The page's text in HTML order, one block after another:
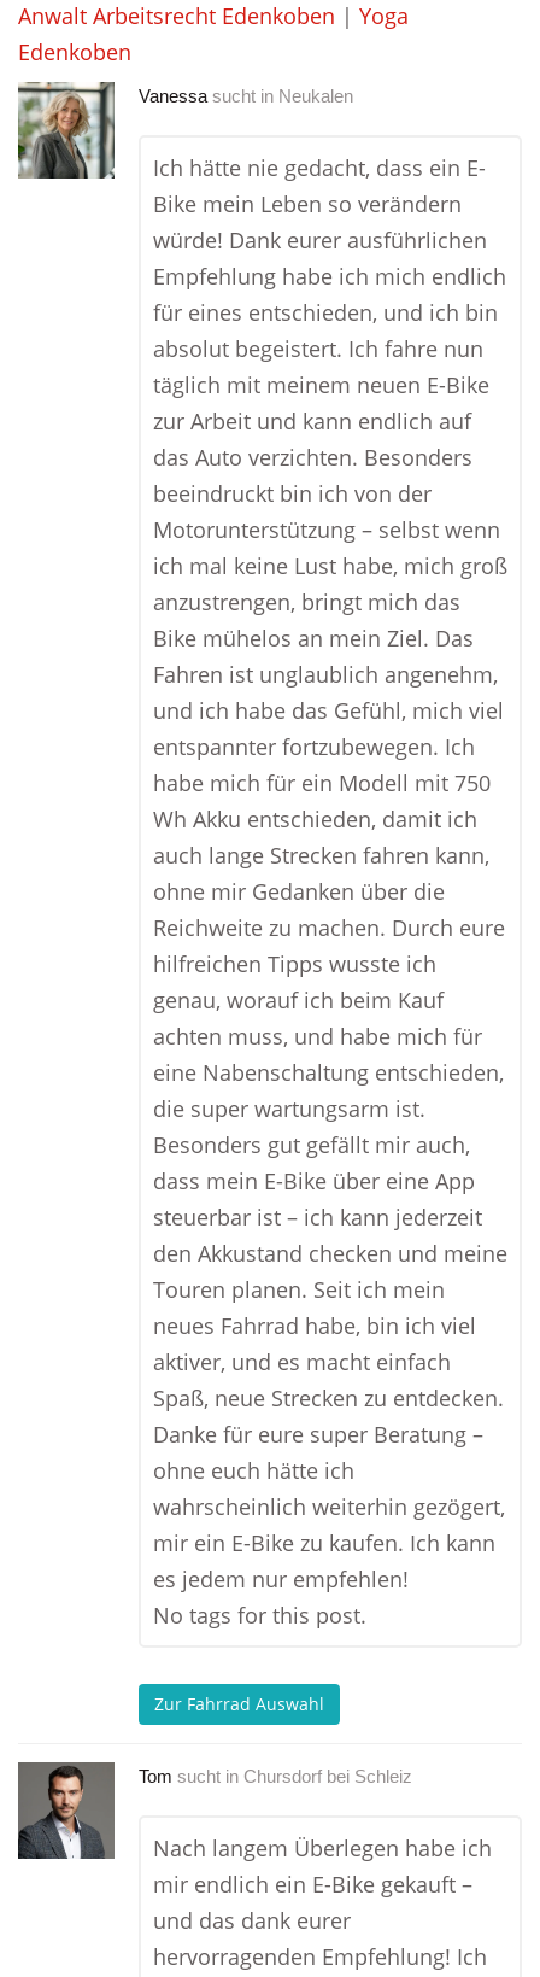
Anwalt Arbeitsrecht Edenkoben | Yoga
Edenkoben
Vanessa sucht in Neukalen
Ich hätte nie gedacht, dass ein E-
Bike mein Leben so verändern
würde! Dank eurer ausführlichen
Empfehlung habe ich mich endlich
für eines entschieden, und ich bin
absolut begeistert. Ich fahre nun
täglich mit meinem neuen E-Bike
zur Arbeit und kann endlich auf
das Auto verzichten. Besonders
beeindruckt bin ich von der
Motorunterstützung – selbst wenn
ich mal keine Lust habe, mich groß
anzustrengen, bringt mich das
Bike mühelos an mein Ziel. Das
Fahren ist unglaublich angenehm,
und ich habe das Gefühl, mich viel
entspannter fortzubewegen. Ich
habe mich für ein Modell mit 750
Wh Akku entschieden, damit ich
auch lange Strecken fahren kann,
ohne mir Gedanken über die
Reichweite zu machen. Durch eure
hilfreichen Tipps wusste ich
genau, worauf ich beim Kauf
achten muss, und habe mich für
eine Nabenschaltung entschieden,
die super wartungsarm ist.
Besonders gut gefällt mir auch,
dass mein E-Bike über eine App
steuerbar ist – ich kann jederzeit
den Akkustand checken und meine
Touren planen. Seit ich mein
neues Fahrrad habe, bin ich viel
aktiver, und es macht einfach
Spaß, neue Strecken zu entdecken.
Danke für eure super Beratung –
ohne euch hätte ich
wahrscheinlich weiterhin gezögert,
mir ein E-Bike zu kaufen. Ich kann
es jedem nur empfehlen!
No tags for this post.
Zur Fahrrad Auswahl
Tom sucht in Chursdorf bei Schleiz
Nach langem Überlegen habe ich
mir endlich ein E-Bike gekauft –
und das dank eurer
hervorragenden Empfehlung! Ich